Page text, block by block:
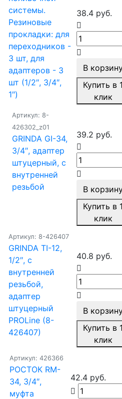
системы.
Резиновые
прокладки: для
переходников -
3 шт, для
адаптеров - 3
шт (1/2″, 3/4″,
1″)
38.4 руб.
В
Купить в
клик
Артикул: 8-
426302_z01
GRINDA GI-34,
3/4″, адаптер
штуцерный, с
внутренней
резьбой
39.2 руб.
В
Купить в
клик
Артикул: 8-426407
GRINDA TI-12,
1/2″, с
внутренней
резьбой,
адаптер
штуцерный
PROLine (8-
426407)
40.8 руб.
В
Купить в
клик
Артикул: 426366
РОСТОК RM-
34, 3/4″,
муфта
42.4 руб.